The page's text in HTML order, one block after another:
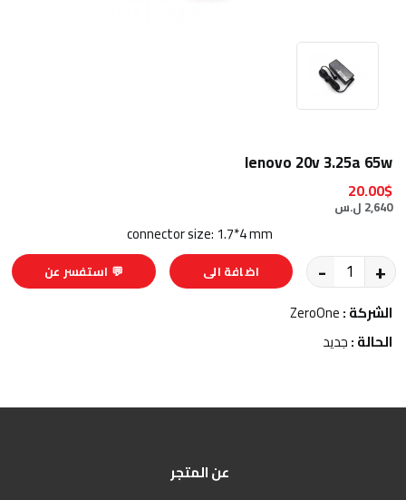
lenovo 20v 3.25a 65w
20.00$
2,640 ل.س
connector size: 1.7*4 mm
- +
اضافة الى
💬 استفسر عن
الشركة :ZeroOne
الحالة :جديد
عن المتجر